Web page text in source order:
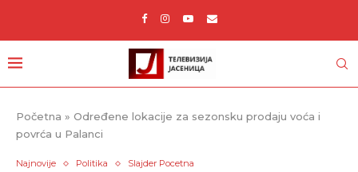
Početna » Određene lokacije za sezonsku prodaju voća i
povrća u Palanci
Najnovije Politika Slajder Pocetna